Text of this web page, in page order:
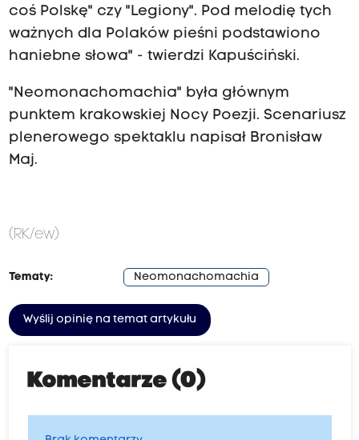
coś Polskę" czy "Legiony". Pod melodię tych
ważnych dla Polaków pieśni podstawiono
haniebne słowa" - twierdzi Kapuściński.
"Neomonachomachia" była głównym
punktem krakowskiej Nocy Poezji. Scenariusz
plenerowego spektaklu napisał Bronisław
Maj.
(RK/ew)
Tematy: Neomonachomachia
Wyślij opinię na temat artykułu
Komentarze (0)